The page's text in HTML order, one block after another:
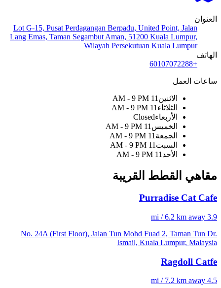
العنوان
Lot G-15, Pusat Perdagangan Berpadu, United Point, Jalan
Lang Emas, Taman Segambut Aman, 51200 Kuala Lumpur,
Wilayah Persekutuan Kuala Lumpur
الهاتف
+60107072288
ساعات العمل
الاثنين 11 AM - 9 PM
الثلاثاء 11 AM - 9 PM
الأربعاءClosed
الخميس 11 AM - 9 PM
الجمعة 11 AM - 9 PM
السبت 11 AM - 9 PM
الأحد 11 AM - 9 PM
مقاهي القطط القريبة
Purradise Cat Cafe
3.9 mi / 6.2 km away
No. 24A (First Floor), Jalan Tun Mohd Fuad 2, Taman Tun Dr.
Ismail, Kuala Lumpur, Malaysia
Ragdoll Catfe
4.5 mi / 7.2 km away